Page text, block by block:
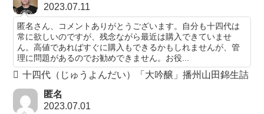
2023.07.11
匿名さん、コメントありがとうございます。自分も十四代は
常に欲しいのですが、残念ながら最近は購入できていませ
ん。高値であればすぐに購入もできるかもしれませんが、管
理に問題があるのでお勧めできません。お役...
十四代（じゅうよんだい）「大吟醸」播州山田錦生詰
匿名
2023.07.01